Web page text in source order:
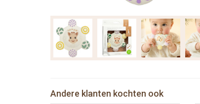
Andere klanten kochten ook